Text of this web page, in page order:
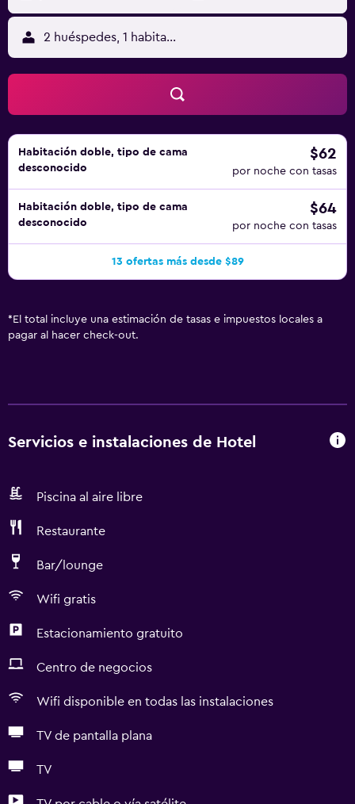
2 huéspedes, 1 habitación
Habitación doble, tipo de cama
desconocido
$62
por noche con tasas
Habitación doble, tipo de cama
desconocido
$64
por noche con tasas
13 ofertas más desde $89
* El total incluye una estimación de tasas e impuestos locales a
pagar al hacer check-out.
Servicios e instalaciones de Hotel
Piscina al aire libre
Restaurante
Bar/lounge
Wifi gratis
Estacionamiento gratuito
Centro de negocios
Wifi disponible en todas las instalaciones
TV de pantalla plana
TV